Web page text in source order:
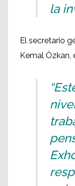
la
El secretario
Kemal Özkan,